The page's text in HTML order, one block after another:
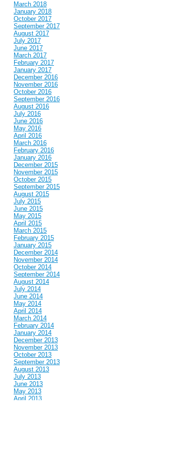
March 2018
January 2018
October 2017
September 2017
August 2017
July 2017
June 2017
March 2017
February 2017
January 2017
December 2016
November 2016
October 2016
September 2016
August 2016
July 2016
June 2016
May 2016
April 2016
March 2016
February 2016
January 2016
December 2015
November 2015
October 2015
September 2015
August 2015
July 2015
June 2015
May 2015
April 2015
March 2015
February 2015
January 2015
December 2014
November 2014
October 2014
September 2014
August 2014
July 2014
June 2014
May 2014
April 2014
March 2014
February 2014
January 2014
December 2013
November 2013
October 2013
September 2013
August 2013
July 2013
June 2013
May 2013
April 2013